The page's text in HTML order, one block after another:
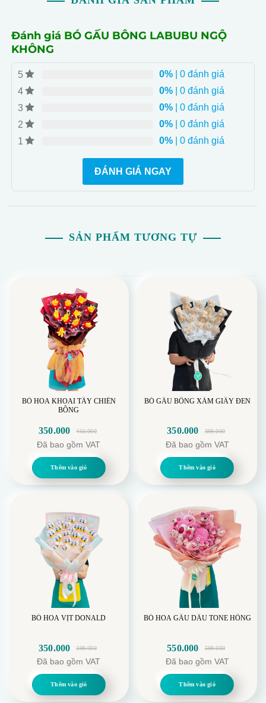
Đánh giá BÓ GẤU BÔNG LABUBU NGỘ
KHÔNG
5 0%| 0 đánh giá
4
0%| 0 đánh giá
3
0%| 0 đánh giá
2
0%| 0 đánh giá
1
0%| 0 đánh giá
ĐÁNH GIÁ NGAY
SẢN PHẨM TƯƠNG TỰ
BÓ HOA KHOAI TÂY CHIÊN
BÔNG
450.000
gốc
350.000
hiện
Đã bao gồm VAT
Thêm vào giỏ
BÓ GẤU BÔNG XÁM GIẤY ĐEN
399.000
gốc
350.000
hiện
Đã bao gồm VAT
Thêm vào giỏ
BÓ HOA VỊT DONALD
399.000
Giá
gốc
350.000
Giá
hiện
Đã bao gồm VAT
Thêm vào giỏ
BÓ HOA GẤU DÂU TONE HỒNG
599.000
Giá
gốc
550.000
Giá
hiện
Đã bao gồm VAT
Thêm vào giỏ